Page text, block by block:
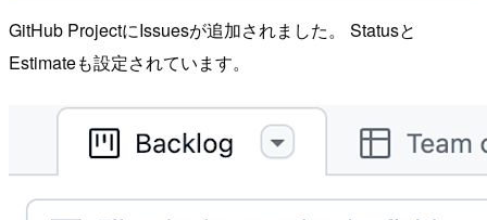
GitHub ProjectにIssuesが追加されました。 Statusと
Estimateも設定されています。